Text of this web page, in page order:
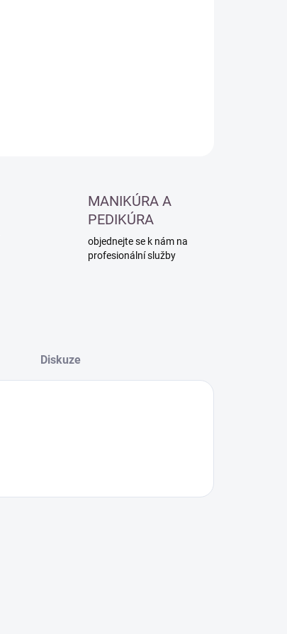
MANIKÚRA A
PEDIKÚRA
objednejte se k nám na
profesionální služby
Diskuze